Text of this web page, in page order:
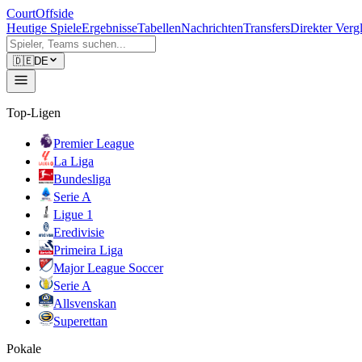
CourtOffside
Heutige SpieleErgebnisseTabellenNachrichtenTransfersDirekter
🇩🇪DE
Top-Ligen
Premier League
La Liga
Bundesliga
Serie A
Ligue 1
Eredivisie
Primeira Liga
Major League Soccer
Serie A
Allsvenskan
Superettan
Pokale